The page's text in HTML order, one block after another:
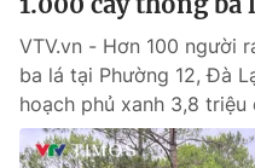
Emagazine
Photo
Video
VTV.vn - Hơn 100 người
ba lá tại Phường 12, Đà
hoạch phủ xanh 3,8